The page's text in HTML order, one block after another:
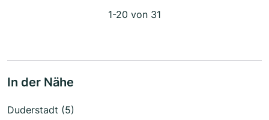
1-20 von 31
In der Nähe
Duderstadt (5)